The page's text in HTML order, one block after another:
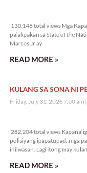
130,148 total views Mga
palakpakan sa State of the
Marcos Jr ay
READ MORE »
KULANG SA SONA NI
Friday, July 31, 2026 7:00 am
282,204 total views
polisiyang ipapatupad.,mga
iniiwasan. Lagi itong may
READ MORE »